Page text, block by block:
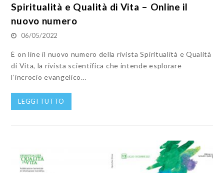
Spiritualità e Qualità di Vita – Online il
nuovo numero
06/05/2022
È on line il nuovo numero della rivista Spiritualità e Qualità
di Vita, la rivista scientifica che intende esplorare
l’incrocio evangelico…
LEGGI TUTTO